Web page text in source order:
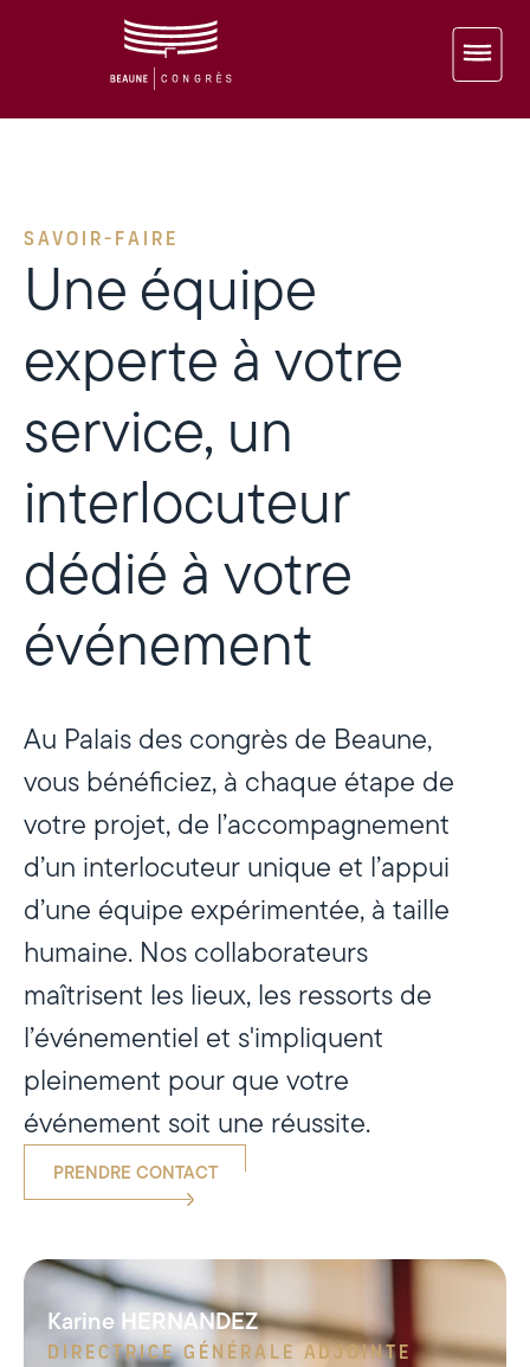
SAVOIR-FAIRE
Une équipe
experte à votre
service, un
interlocuteur
dédié à votre
événement
Au Palais des congrès de Beaune,
vous bénéficiez, à chaque étape de
votre projet, de l’accompagnement
d’un interlocuteur unique et l’appui
d’une équipe expérimentée, à taille
humaine. Nos collaborateurs
maîtrisent les lieux, les ressorts de
l’événementiel et s'impliquent
pleinement pour que votre
événement soit une réussite.
PRENDRE CONTACT
Karine HERNANDEZ
DIRECTRICE GÉNÉRALE ADJOINTE